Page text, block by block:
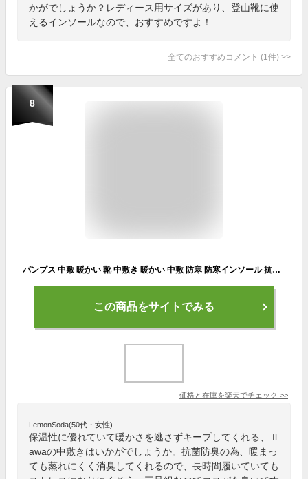
かがでしょうか？レディース用サイズがあり、登山靴に使
えるインソールなので、おすすめですよ！
全てのおすすめコメント (1 件) >
8
パンプス 中敷 暖かい 靴 中敷き 暖かい 中敷 防寒 防寒インソール 抗菌 インソール 冬 ウール flawa 消臭 蒸れない 汗取り レディース メンズ 靴 革靴 スニーカー パンプス
この商品をサイトでみる
価格と在庫を楽天でチェック >>
LemonSoda(50代・女性)
保温性に優れていて暖かさを逃さずキープしてくれる、 fl
awaの中敷きはいかがでしょうか。抗菌防臭の為、暖まっ
ても蒸れにくく消臭してくれるので、長時間履いていても